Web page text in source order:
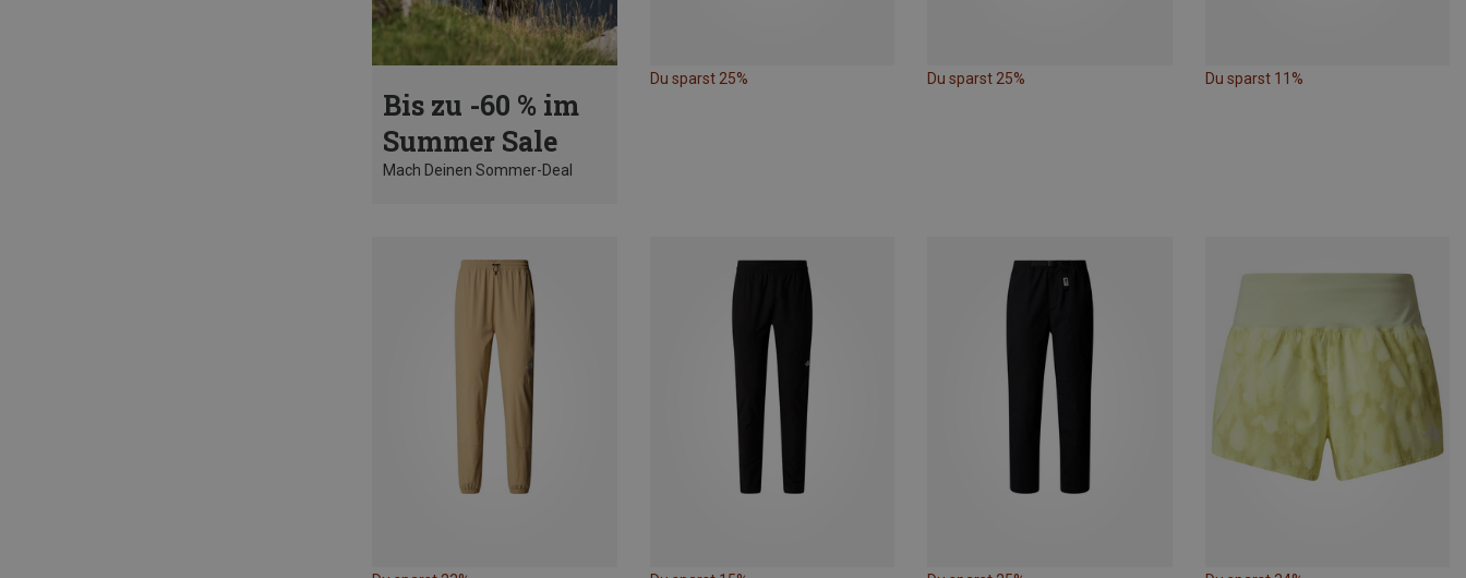
Bis zu -60 % im
Summer Sale
Mach Deinen Sommer-Deal
Du sparst 25% Du sparst 25% Du sparst 11%